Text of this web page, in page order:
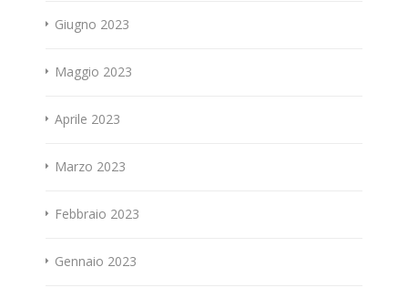
Giugno 2023
Maggio 2023
Aprile 2023
Marzo 2023
Febbraio 2023
Gennaio 2023